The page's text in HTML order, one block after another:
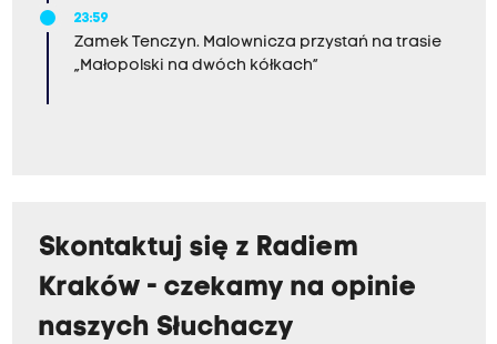
23:59
Zamek Tenczyn. Malownicza przystań na trasie
„Małopolski na dwóch kółkach”
Skontaktuj się z Radiem
Kraków - czekamy na opinie
naszych Słuchaczy